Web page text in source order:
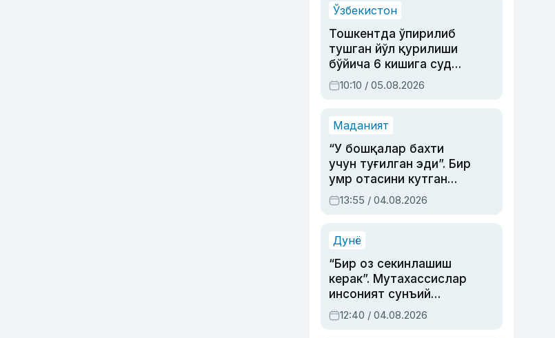
Ўзбекистон
Тошкентда ўпирилиб
тушган йўл қурилиши
бўйича 6 кишига суд
ҳукми ўқилди
10:10 / 05.08.2026
Маданият
“У бошқалар бахти
учун туғилган эди”. Бир
умр отасини кутган
актриса ва дубльяж
устаси Римма
синовларга тўла ҳаёти
13:55 / 04.08.2026
Дунё
“Бир оз секинлашиш
керак”. Мутахассислар
инсоният сунъий
интеллектни бошқара
олмай қолишидан
12:40 / 04.08.2026